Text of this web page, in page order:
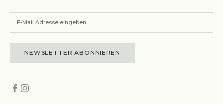
NEWSLETTER ABONNIEREN